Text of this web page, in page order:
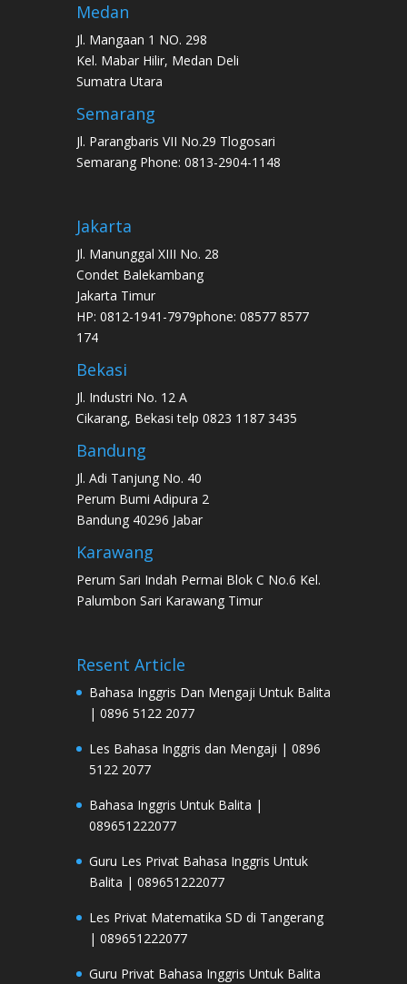
Medan
Jl. Mangaan 1 NO. 298
Kel. Mabar Hilir, Medan Deli
Sumatra Utara
Semarang
Jl. Parangbaris VII No.29 Tlogosari
Semarang Phone: 0813-2904-1148
Jakarta
Jl. Manunggal XIII No. 28
Condet Balekambang
Jakarta Timur
HP: 0812-1941-7979phone: 08577 8577
174
Bekasi
Jl. Industri No. 12 A
Cikarang, Bekasi telp 0823 1187 3435
Bandung
Jl. Adi Tanjung No. 40
Perum Bumi Adipura 2
Bandung 40296 Jabar
Karawang
Perum Sari Indah Permai Blok C No.6 Kel.
Palumbon Sari Karawang Timur
Resent Article
Bahasa Inggris Dan Mengaji Untuk Balita
| 0896 5122 2077
Les Bahasa Inggris dan Mengaji | 0896
5122 2077
Bahasa Inggris Untuk Balita |
089651222077
Guru Les Privat Bahasa Inggris Untuk
Balita | 089651222077
Les Privat Matematika SD di Tangerang
| 089651222077
Guru Privat Bahasa Inggris Untuk Balita